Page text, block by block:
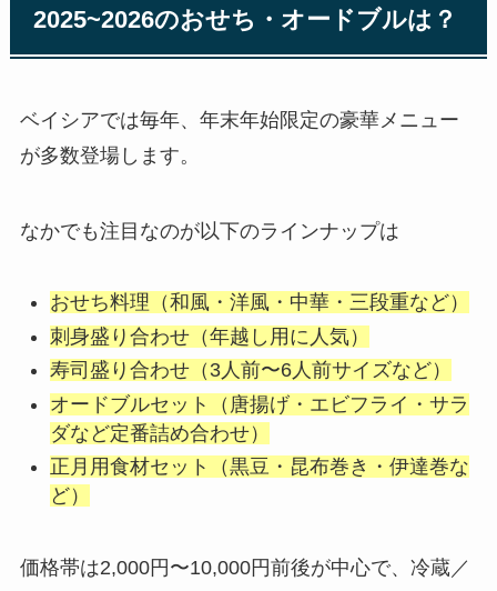
2025~2026のおせち・オードブルは？
ベイシアでは毎年、年末年始限定の豪華メニュー
が多数登場します。
なかでも注目なのが以下のラインナップは
おせち料理（和風・洋風・中華・三段重など）
刺身盛り合わせ（年越し用に人気）
寿司盛り合わせ（3人前〜6人前サイズなど）
オードブルセット（唐揚げ・エビフライ・サラ
ダなど定番詰め合わせ）
正月用食材セット（黒豆・昆布巻き・伊達巻な
ど）
価格帯は2,000円〜10,000円前後が中心で、冷蔵／